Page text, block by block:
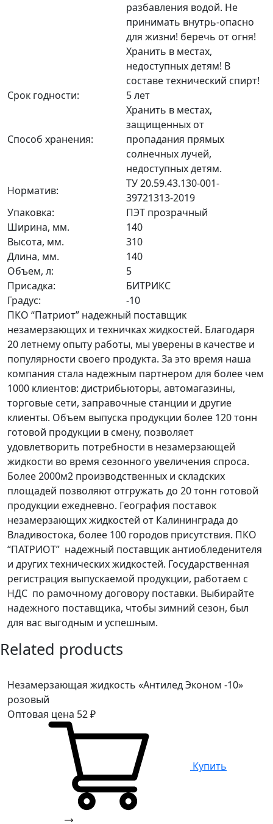
разбавления водой. Не
принимать внутрь-опасно
для жизни! беречь от огня!
Хранить в местах,
недоступных детям! В
составе технический спирт!
Срок годности:
5 лет
Способ хранения:
Хранить в местах,
защищенных от
пропадания прямых
солнечных лучей,
недоступных детям.
Норматив:
ТУ 20.59.43.130-001-
39721313-2019
Упаковка:
ПЭТ прозрачный
Ширина, мм.
140
Высота, мм.
310
Длина, мм.
140
Объем, л:
5
Присадка:
БИТРИКС
Градус:
-10
ПКО “Патриот” надежный поставщик
незамерзающих и техничках жидкостей. Благодаря
20 летнему опыту работы, мы уверены в качестве и
популярности своего продукта. За это время наша
компания стала надежным партнером для более чем
1000 клиентов: дистрибьюторы, автомагазины,
торговые сети, заправочные станции и другие
клиенты. Объем выпуска продукции более 120 тонн
готовой продукции в смену, позволяет
удовлетворить потребности в незамерзающей
жидкости во время сезонного увеличения спроса.
Более 2000м2 производственных и складских
площадей позволяют отгружать до 20 тонн готовой
продукции ежедневно. География поставок
незамерзающих жидкостей от Калининграда до
Владивостока, более 100 городов присутствия. ПКО
“ПАТРИОТ” надежный поставщик антиобледенителя
и других технических жидкостей. Государственная
регистрация выпускаемой продукции, работаем с
НДС по рамочному договору поставки. Выбирайте
надежного поставщика, чтобы зимний сезон, был
для вас выгодным и успешным.
Related products
Незамерзающая жидкость «Антилед Эконом -10»
розовый
Оптовая цена 52₽
Купить